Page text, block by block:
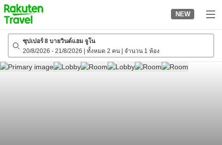
to
top
page
NEW
ซุปเปอร์ 8 บายวินด์แฮม จูโน
20/8/2026 - 21/8/2026 ทั้งหมด 2 คน จำนวน 1 ห้อง